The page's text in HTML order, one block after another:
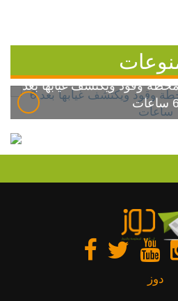
وقود ويكتشف غيابها بعد
دوز